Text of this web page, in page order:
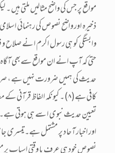
مواقع پر جس کی واضح مثالیں ملتی
ذخیرہ اور واضح نصوص کی رہنمائی
حتی کہ آپ انے ان مواقع سےبھی
حدیث کی ہمیں ضرورت نہیں ہے
کافی ہے(۸)۔ کیونکہ الفاظ
تعیین حدیث نبوی ا سے ہی ہوتی
اور اخبار آحاد پر مشتمل ہے۔